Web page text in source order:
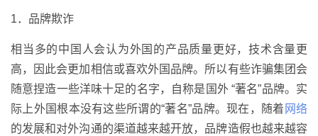
1．品牌欺诈
相当多的中国人会认为外国的产品质量更好，技术含量更
高，因此会更加相信或喜欢外国品牌。所以有些诈骗集团会
随意捏造一些洋味十足的名字，自称是国外 “著名”品牌。实
际上外国根本没有这些所谓的“著名”品牌。现在，随着 网络
的发展和对外沟通的渠道越来越开放，品牌造假也越来越容